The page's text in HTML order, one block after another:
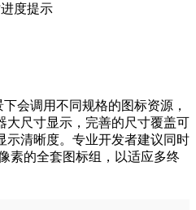
度提示
会调用不同规格的图标资源，
大尺寸显示，完善的尺寸覆盖可
示清晰度。专业开发者建议同时
素的全套图标组，以适应多终